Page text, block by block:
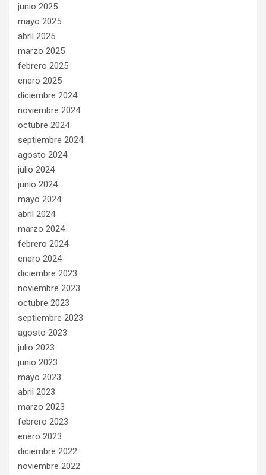
junio 2025
mayo 2025
abril 2025
marzo 2025
febrero 2025
enero 2025
diciembre 2024
noviembre 2024
octubre 2024
septiembre 2024
agosto 2024
julio 2024
junio 2024
mayo 2024
abril 2024
marzo 2024
febrero 2024
enero 2024
diciembre 2023
noviembre 2023
octubre 2023
septiembre 2023
agosto 2023
julio 2023
junio 2023
mayo 2023
abril 2023
marzo 2023
febrero 2023
enero 2023
diciembre 2022
noviembre 2022